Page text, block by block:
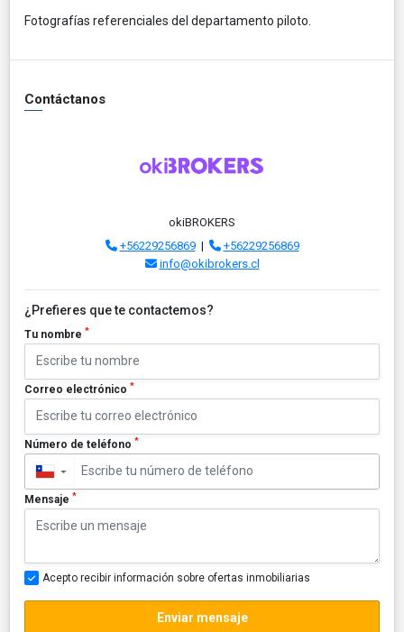
Fotografías referenciales del departamento piloto.
Contáctanos
okiBROKERS
+56229256869|
+56229256869
info@okibrokers.cl
¿Prefieres que te contactemos?
Tu nombre *
Correo electrónico *
Número de teléfono *
▼
Mensaje *
Acepto recibir información sobre ofertas inmobiliarias
Enviar mensaje